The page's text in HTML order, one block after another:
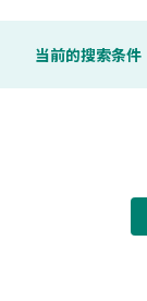
当前的搜索条件